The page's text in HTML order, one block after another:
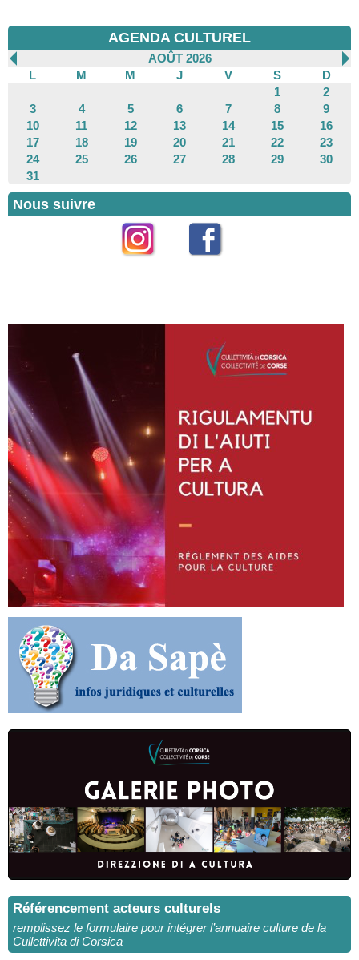
AGENDA CULTUREL
AOÛT 2026
L
M M J V S
D
1
2
3
4 5 6 7 8
9
10
11 12 13 14 15
16
17
18 19 20 21 22
23
24
25 26 27 28 29
30
31
Nous suivre
Référencement acteurs culturels
remplissez le formulaire pour intégrer l’annuaire culture de la
Cullettivita di Corsica